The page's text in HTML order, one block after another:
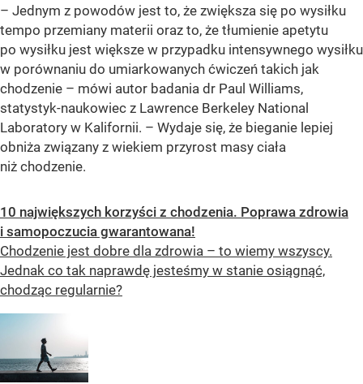
– Jednym z powodów jest to, że zwiększa się po wysiłku
tempo przemiany materii oraz to, że tłumienie apetytu
po wysiłku jest większe w przypadku intensywnego wysiłku
w porównaniu do umiarkowanych ćwiczeń takich jak
chodzenie – mówi autor badania dr Paul Williams,
statystyk-naukowiec z Lawrence Berkeley National
Laboratory w Kalifornii. – Wydaje się, że bieganie lepiej
obniża związany z wiekiem przyrost masy ciała
niż chodzenie.
10 największych korzyści z chodzenia. Poprawa zdrowia
i samopoczucia gwarantowana!
Chodzenie jest dobre dla zdrowia – to wiemy wszyscy.
Jednak co tak naprawdę jesteśmy w stanie osiągnąć,
chodząc regularnie?